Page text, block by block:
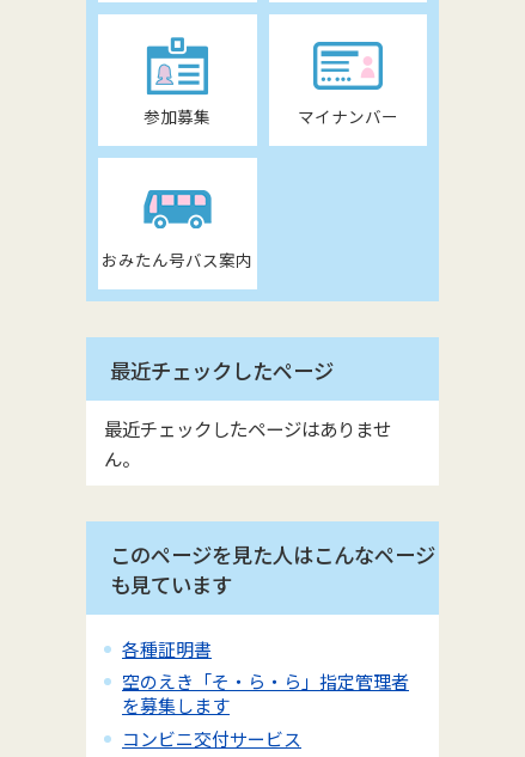
参加募集 マイナンバー
おみたん号バス案内
最近チェックしたページ
最近チェックしたページはありませ
ん。
このページを見た人はこんなページ
も見ています
各種証明書
空のえき「そ・ら・ら」指定管理者
を募集します
コンビニ交付サービス